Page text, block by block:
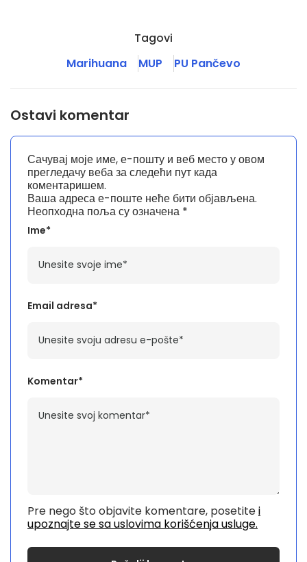
Tagovi
Marihuana
MUP PU Pančevo
Ostavi komentar
Ваша адреса е-поште неће бити објављена.
Неопходна поља су означена *
Komentar*
Pre nego što objavite komentare, posetitei
upoznajte se sa uslovima korišćenja usluge.
Ime*
Email adresa*
Сачувај моје име, е-пошту и веб место у овом
прегледачу веба за следећи пут када
коментаришем.